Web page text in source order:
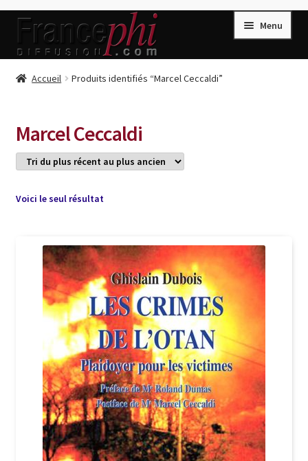
Aller
la
Aller
contenu
Menu
Accueil
Conditions de Vente
Connection
Listes d’Envies
Livres de Peter Randa
Livres de Philippe Randa
Login Customizer
Newsletter
Nous Contacter
Panier
Politique de confidentialité et cookies
Qui sommes-nous ?
Accueil Produits identifiés “Marcel Ceccaldi”
Marcel Ceccaldi
Voici le seul résultat